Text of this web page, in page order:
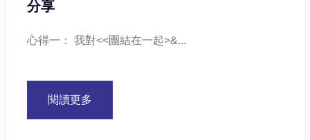
分享
心得一： 我對<<團結在一起>&...
閱讀更多